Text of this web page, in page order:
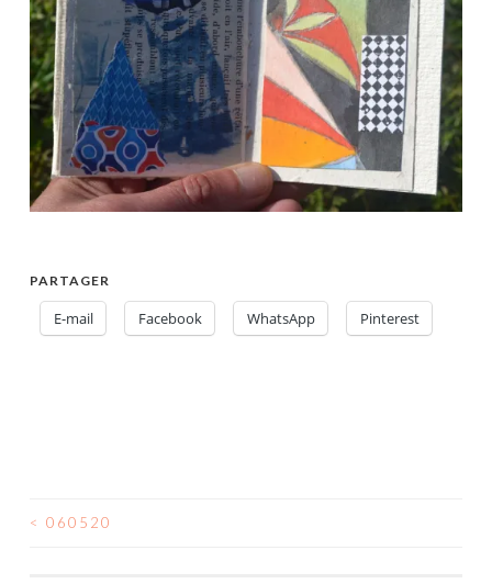
PARTAGER
E-mail Facebook WhatsApp Pinterest
NAVIGATION
< 060520